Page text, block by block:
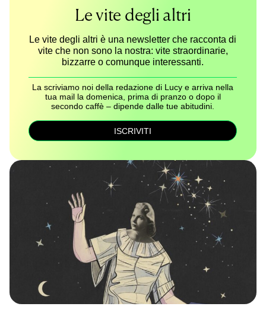
Le vite degli altri
Le vite degli altri è una newsletter che racconta di
vite che non sono la nostra: vite straordinarie,
bizzarre o comunque interessanti.
La scriviamo noi della redazione di Lucy e arriva nella
tua mail la domenica, prima di pranzo o dopo il
secondo caffè – dipende dalle tue abitudini.
ISCRIVITI